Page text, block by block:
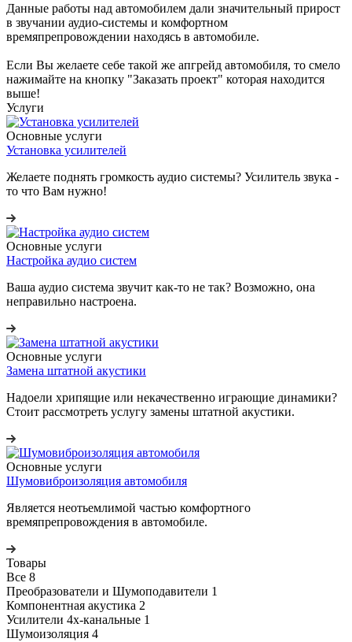
Данные работы над автомобилем дали значительный прирост
в звучании аудио-системы и комфортном
времяпрепровождении находясь в автомобиле.
Если Вы желаете себе такой же апгрейд автомобиля, то смело
нажимайте на кнопку "Заказать проект" которая находится
выше!
Услуги
Основные услуги
Установка усилителей
Желаете поднять громкость аудио системы? Усилитель звука -
то что Вам нужно!
Основные услуги
Настройка аудио систем
Ваша аудио система звучит как-то не так? Возможно, она
неправильно настроена.
Основные услуги
Замена штатной акустики
Надоели хрипящие или некачественно играющие динамики?
Стоит рассмотреть услугу замены штатной акустики.
Основные услуги
Шумовиброизоляция автомобиля
Является неотьемлимой частью комфортного
времяпрепровождения в автомобиле.
Товары
Все 8
Преобразователи и Шумоподавители 1
Компонентная акустика 2
Усилители 4х-канальные 1
Шумоизоляция 4